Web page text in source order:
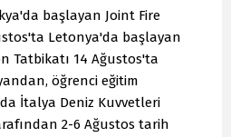
başlayan Joint Fire
Letonya'da başlayan
Tatbikatı 14 Ağustos'ta
öğrenci eğitim
İtalya Deniz Kuvvetleri
2-6 Ağustos tarih